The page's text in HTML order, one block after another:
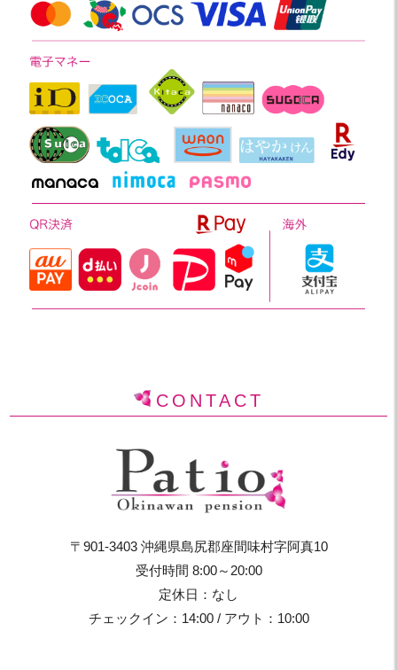
CONTACT
〒901-3403 沖縄県島尻郡座間味村字阿真10
受付時間 8:00～20:00
定休日：なし
チェックイン：14:00 / アウト：10:00